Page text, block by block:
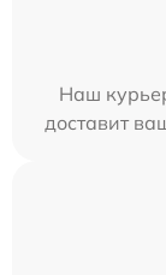
Наш
доставит